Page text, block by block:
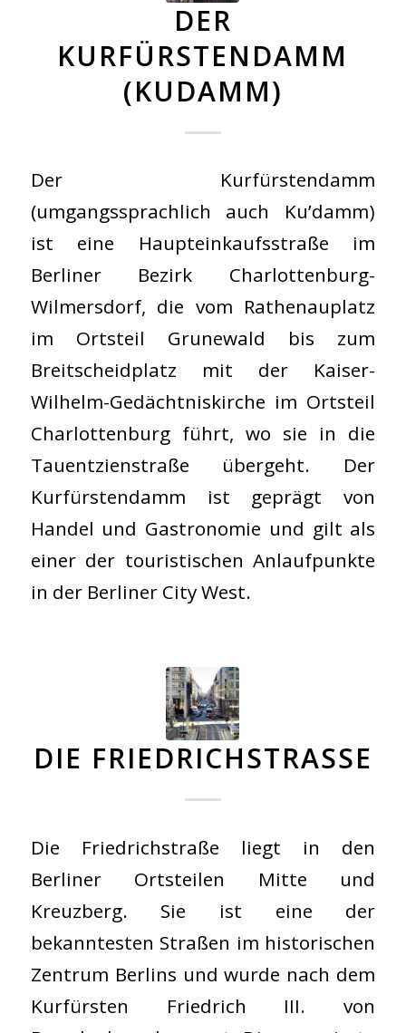
DER
KURFÜRSTENDAMM
(KUDAMM)
Der Kurfürstendamm
(umgangssprachlich auch Ku’damm)
ist eine Haupteinkaufsstraße im
Berliner Bezirk Charlottenburg-
Wilmersdorf, die vom Rathenauplatz
im Ortsteil Grunewald bis zum
Breitscheidplatz mit der Kaiser-
Wilhelm-Gedächtniskirche im Ortsteil
Charlottenburg führt, wo sie in die
Tauentzienstraße übergeht. Der
Kurfürstendamm ist geprägt von
Handel und Gastronomie und gilt als
einer der touristischen Anlaufpunkte
in der Berliner City West.
DIE FRIEDRICHSTRASSE
Die Friedrichstraße liegt in den
Berliner Ortsteilen Mitte und
Kreuzberg. Sie ist eine der
bekanntesten Straßen im historischen
Zentrum Berlins und wurde nach dem
Kurfürsten Friedrich III. von